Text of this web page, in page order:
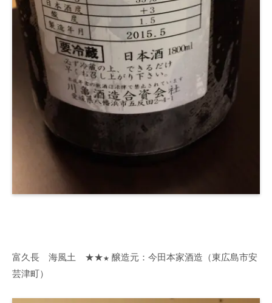
富久長 海風土 ★★★ 醸造元：今田本家酒造（東広島市安
芸津町）